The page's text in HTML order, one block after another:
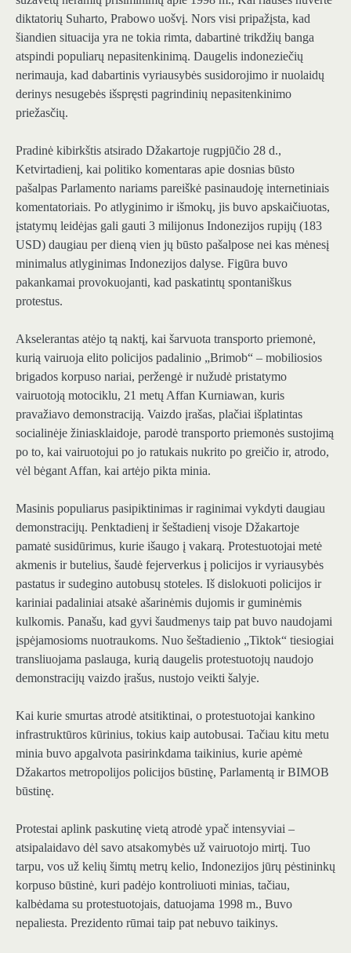
diktatorių Suharto, Prabowo uošvį. Nors visi pripažįsta, kad
šiandien situacija yra ne tokia rimta, dabartinė trikdžių banga
atspindi populiarų nepasitenkinimą. Daugelis indoneziečių
nerimauja, kad dabartinis vyriausybės susidorojimo ir nuolaidų
derinys nesugebės išspręsti pagrindinių nepasitenkinimo
priežasčių.
Pradinė kibirkštis atsirado Džakartoje rugpjūčio 28 d.,
Ketvirtadienį, kai politiko komentaras apie dosnias būsto
pašalpas Parlamento nariams pareiškė pasinaudoję internetiniais
komentatoriais. Po atlyginimo ir išmokų, jis buvo apskaičiuotas,
įstatymų leidėjas gali gauti 3 milijonus Indonezijos rupijų (183
USD) daugiau per dieną vien jų būsto pašalpose nei kas mėnesį
minimalus atlyginimas Indonezijos dalyse. Figūra buvo
pakankamai provokuojanti, kad paskatintų spontaniškus
protestus.
Akselerantas atėjo tą naktį, kai šarvuota transporto priemonė,
kurią vairuoja elito policijos padalinio „Brimob“ – mobiliosios
brigados korpuso nariai, peržengė ir nužudė pristatymo
vairuotoją motociklu, 21 metų Affan Kurniawan, kuris
pravažiavo demonstraciją. Vaizdo įrašas, plačiai išplatintas
socialinėje žiniasklaidoje, parodė transporto priemonės sustojimą
po to, kai vairuotojui po jo ratukais nukrito po greičio ir, atrodo,
vėl bėgant Affan, kai artėjo pikta minia.
Masinis populiarus pasipiktinimas ir raginimai vykdyti daugiau
demonstracijų. Penktadienį ir šeštadienį visoje Džakartoje
pamatė susidūrimus, kurie išaugo į vakarą. Protestuotojai metė
akmenis ir butelius, šaudė fejerverkus į policijos ir vyriausybės
pastatus ir sudegino autobusų stoteles. Iš dislokuoti policijos ir
kariniai padaliniai atsakė ašarinėmis dujomis ir guminėmis
kulkomis. Panašu, kad gyvi šaudmenys taip pat buvo naudojami
įspėjamosioms nuotraukoms. Nuo šeštadienio „Tiktok“ tiesiogiai
transliuojama paslauga, kurią daugelis protestuotojų naudojo
demonstracijų vaizdo įrašus, nustojo veikti šalyje.
Kai kurie smurtas atrodė atsitiktinai, o protestuotojai kankino
infrastruktūros kūrinius, tokius kaip autobusai. Tačiau kitu metu
minia buvo apgalvota pasirinkdama taikinius, kurie apėmė
Džakartos metropolijos policijos būstinę, Parlamentą ir BIMOB
būstinę.
Protestai aplink paskutinę vietą atrodė ypač intensyviai –
atsipalaidavo dėl savo atsakomybės už vairuotojo mirtį. Tuo
tarpu, vos už kelių šimtų metrų kelio, Indonezijos jūrų pėstininkų
korpuso būstinė, kuri padėjo kontroliuoti minias, tačiau,
kalbėdama su protestuotojais, datuojama 1998 m., Buvo
nepaliesta. Prezidento rūmai taip pat nebuvo taikinys.